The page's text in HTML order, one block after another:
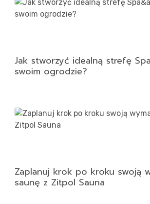
Jak stworzyć idealną strefę
swoim ogrodzie?
Zaplanuj krok po kroku swoją
saunę z Zitpol Sauna